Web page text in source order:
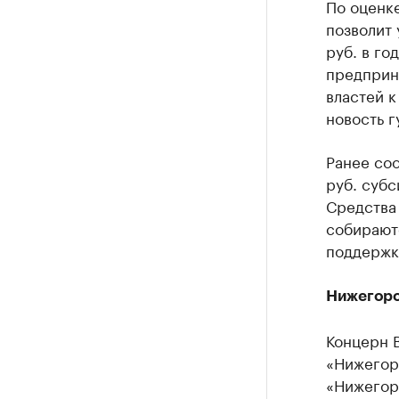
По
руб. в
властей
новость
Ранее
руб.
Концерн